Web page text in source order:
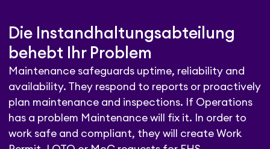
Die Instandhaltungsabteilung
behebt Ihr Problem
Maintenance safeguards uptime, reliability and
availability. They respond to reports or proactively
plan maintenance and inspections. If Operations
has a problem Maintenance will fix it. In order to
work safe and compliant, they will create Work